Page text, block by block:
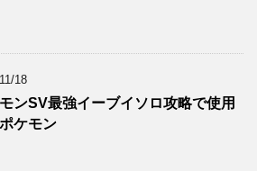
18
ンSV最強イーブイソロ攻略で使用
ケモン